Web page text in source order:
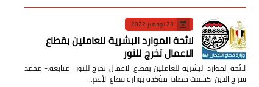
23 نوفمبر 2022
لائحة الموارد البشرية للعاملين بقطاع
الاعمال تخرج للنور
لائحة الموارد البشرية للعاملين بقطاع الاعمال تخرج للنور متابعه:- محمد
سراج الدين كشفت مصادر مؤكدة بوزارة قطاع الأعم…